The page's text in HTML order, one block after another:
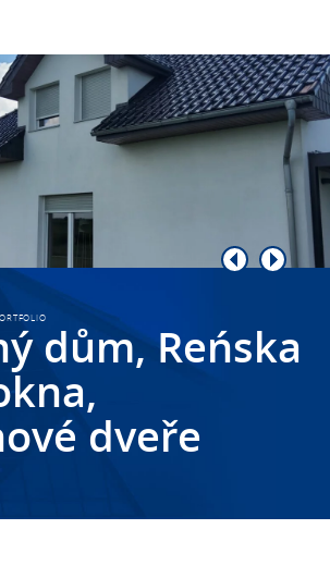
dům, Reńska
dveře